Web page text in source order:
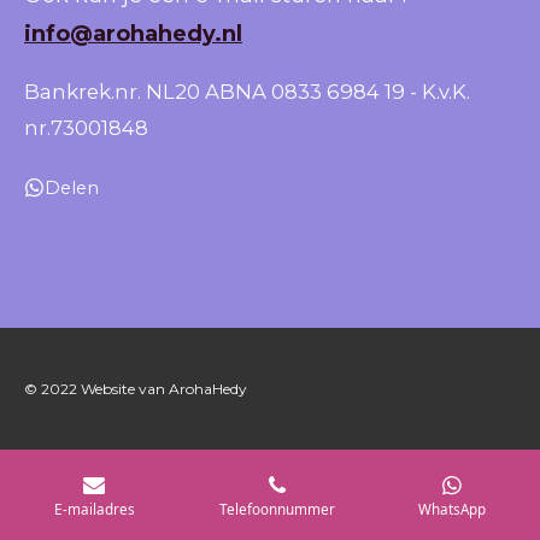
info@arohahedy.nl
Bankrek.nr. NL20 ABNA 0833 6984 19 - K.v.K.
nr.73001848
Delen
© 2022 Website van ArohaHedy
E-mailadres Telefoonnummer WhatsApp